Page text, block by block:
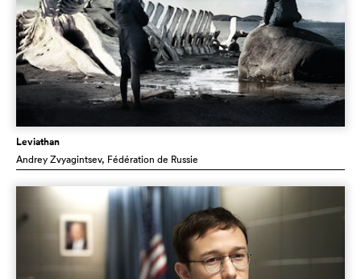
Leviathan
Andrey Zvyagintsev, Fédération de Russie